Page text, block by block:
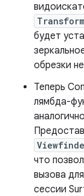
будет
обрезки
Теперь
лямбда-
аналогично
что
вызова
сессии